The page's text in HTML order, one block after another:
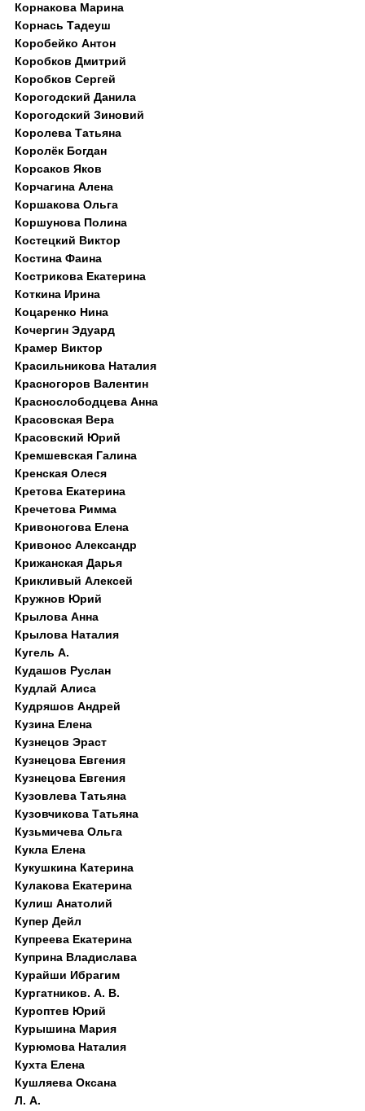
Корнакова Марина
Корнась Тадеуш
Коробейко Антон
Коробков Дмитрий
Коробков Сергей
Корогодский Данила
Корогодский Зиновий
Королева Татьяна
Королёк Богдан
Корсаков Яков
Корчагина Алена
Коршакова Ольга
Коршунова Полина
Костецкий Виктор
Костина Фаина
Кострикова Екатерина
Коткина Ирина
Коцаренко Нина
Кочергин Эдуард
Крамер Виктор
Красильникова Наталия
Красногоров Валентин
Краснослободцева Анна
Красовская Вера
Красовский Юрий
Кремшевская Галина
Кренская Олеся
Кретова Екатерина
Кречетова Римма
Кривоногова Елена
Кривонос Александр
Крижанская Дарья
Крикливый Алексей
Кружнов Юрий
Крылова Анна
Крылова Наталия
Кугель А.
Кудашов Руслан
Кудлай Алиса
Кудряшов Андрей
Кузина Елена
Кузнецов Эраст
Кузнецова Евгения
Кузнецова Евгения
Кузовлева Татьяна
Кузовчикова Татьяна
Кузьмичева Ольга
Кукла Елена
Кукушкина Катерина
Кулакова Екатерина
Кулиш Анатолий
Купер Дейл
Купреева Екатерина
Куприна Владислава
Курайши Ибрагим
Кургатников. А. В.
Куроптев Юрий
Курышина Мария
Курюмова Наталия
Кухта Елена
Кушляева Оксана
Л. А.